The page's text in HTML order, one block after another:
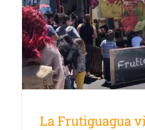
La Frutiguagua